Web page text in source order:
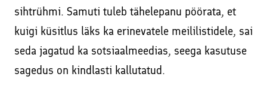
sihtrühmi. Samuti tuleb tähelepanu pöörata, et
kuigi küsitlus läks ka erinevatele meililistidele, sai
seda jagatud ka sotsiaalmeedias, seega kasutuse
sagedus on kindlasti kallutatud.